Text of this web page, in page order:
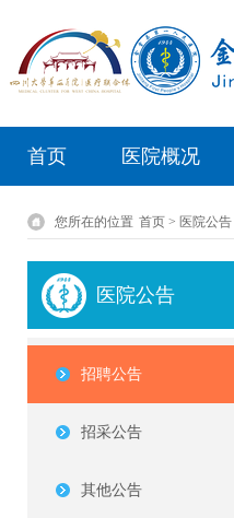
首页 医院概况
您所在的位置 首页 > 医院公
医院公告
招聘公告
招采公告
其他公告